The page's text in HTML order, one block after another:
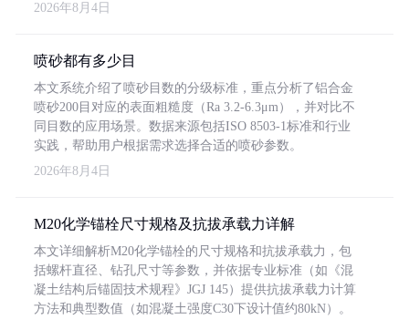
2026年8月4日
喷砂都有多少目
本文系统介绍了喷砂目数的分级标准，重点分析了铝合金
喷砂200目对应的表面粗糙度（Ra 3.2-6.3μm），并对比不
同目数的应用场景。数据来源包括ISO 8503-1标准和行业
实践，帮助用户根据需求选择合适的喷砂参数。
2026年8月4日
M20化学锚栓尺寸规格及抗拔承载力详解
本文详细解析M20化学锚栓的尺寸规格和抗拔承载力，包
括螺杆直径、钻孔尺寸等参数，并依据专业标准（如《混
凝土结构后锚固技术规程》JGJ 145）提供抗拔承载力计算
方法和典型数值（如混凝土强度C30下设计值约80kN）。